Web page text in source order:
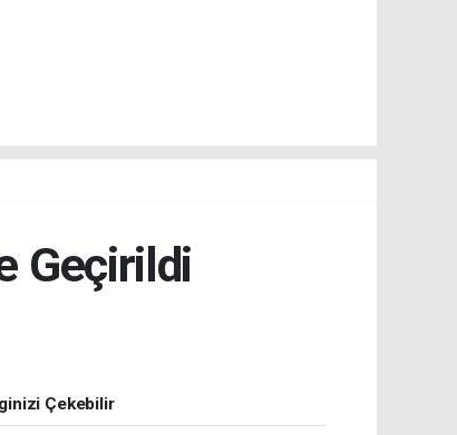
Geçirildi
Çekebilir